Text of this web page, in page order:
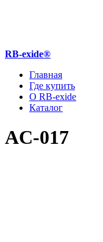
RB-exide®
Главная
Где купить
О RB-exide
Каталог
AC-017